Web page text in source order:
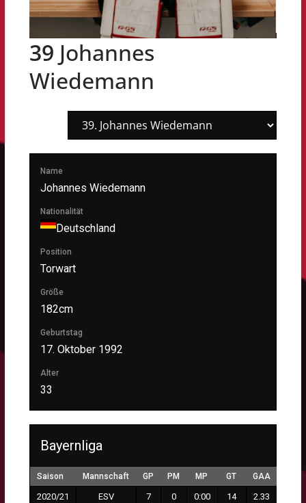
39 Johannes
Wiedemann
Name
Johannes Wiedemann
Nationalität
Deutschland
Position
Torwart
Größe
182cm
Geburtstag
17. Oktober 1992
Alter
33
Bayernliga
Saison Mannschaft GP PM MP GT GAA
2020/21
ESV
7 0 0:00 14 2.33